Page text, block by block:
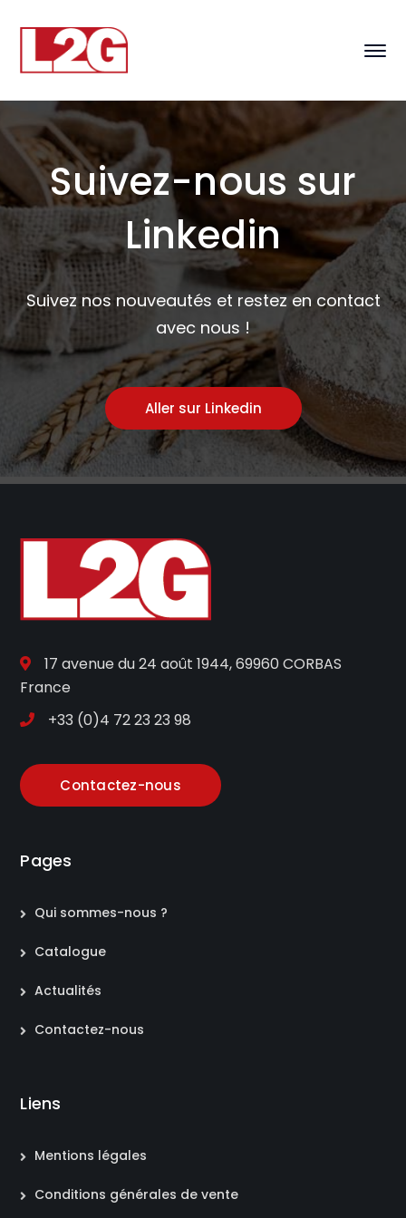
Suivez-nous sur
Linkedin
Suivez nos nouveautés et restez en contact
avec nous !
Aller sur Linkedin
17 avenue du 24 août 1944, 69960 CORBAS
France
+33 (0)4 72 23 23 98
Contactez-nous
Pages
Qui sommes-nous ?
Catalogue
Actualités
Contactez-nous
Liens
Mentions légales
Conditions générales de vente